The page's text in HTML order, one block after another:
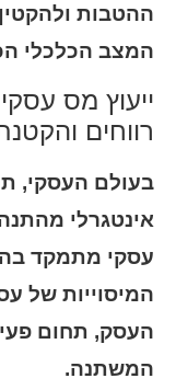
ההטבות
המצב הכלכלי
ייעוץ מס
רווחים
בעולם העסקי,
אינטגרלי
עסקי מתמקד
המיסוייות של
העסק, תחום
המשתנה.